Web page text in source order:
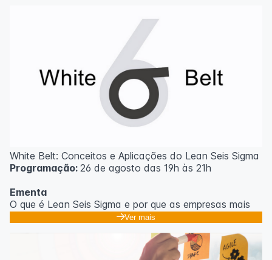
White Belt: Conceitos e Aplicações do Lean Seis Sigma
Programação: 26 de agosto das 19h às 21h
Ementa
O que é Lean Seis Sigma e por que as empresas mais
eficientes do mundo usam;
Introdução ao DMAIC: o roteiro para resolver
Ver mais